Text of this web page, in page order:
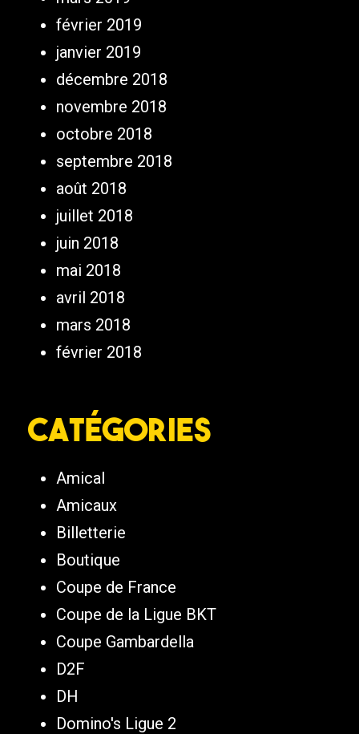
février 2019
janvier 2019
décembre 2018
novembre 2018
octobre 2018
septembre 2018
août 2018
juillet 2018
juin 2018
mai 2018
avril 2018
mars 2018
février 2018
Catégories
Amical
Amicaux
Billetterie
Boutique
Coupe de France
Coupe de la Ligue BKT
Coupe Gambardella
D2F
DH
Domino's Ligue 2